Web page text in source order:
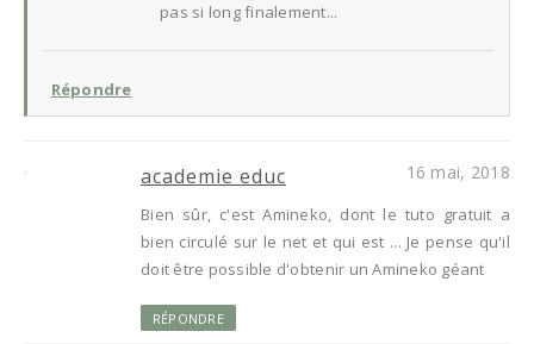
pas si long finalement...
Répondre
academie educ 16 mai, 2018
Bien sûr, c'est Amineko, dont le tuto gratuit a
bien circulé sur le net et qui est ... Je pense qu'il
doit être possible d'obtenir un Amineko géant
RÉPONDRE